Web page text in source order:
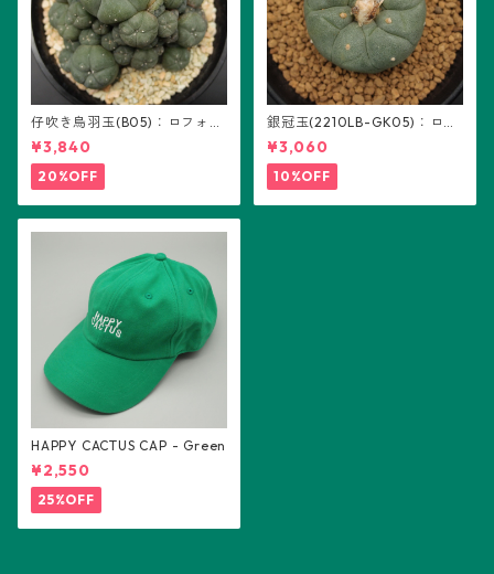
仔吹き烏羽玉(B05)：ロフォフ
ォラ属
¥3,840
20%OFF
銀冠玉(2210LB-GK05)：ロフ
ォフォラ属 ※実生
¥3,060
10%OFF
HAPPY CACTUS CAP - Green
¥2,550
25%OFF